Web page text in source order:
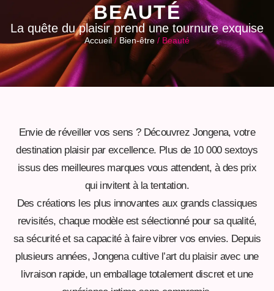
BEAUTÉ
La quête du plaisir prend une tournure exquise
Accueil / Bien-être / Beauté
Envie de réveiller vos sens ? Découvrez Jongena, votre
destination plaisir par excellence. Plus de 10 000 sextoys
issus des meilleures marques vous attendent, à des prix
qui invitent à la tentation.
Des créations les plus innovantes aux grands classiques
revisités, chaque modèle est sélectionné pour sa qualité,
sa sécurité et sa capacité à faire vibrer vos envies. Depuis
plusieurs années, Jongena cultive l’art du plaisir avec une
livraison rapide, un emballage totalement discret et une